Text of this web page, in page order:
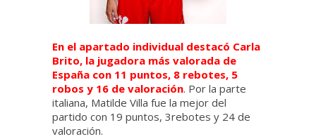
En el apartado individual destacó Carla
Brito, la jugadora más valorada de
España con 11 puntos, 8 rebotes, 5
robos y 16 de valoración. Por la parte
italiana, Matilde Villa fue la mejor del
partido con 19 puntos, 3rebotes y 24 de
valoración.